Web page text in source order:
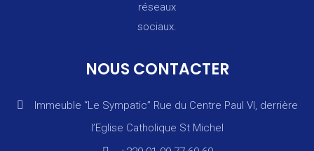
réseaux
sociaux.
NOUS CONTACTER
Immeuble “Le Sympatic” Rue du Centre Paul VI, derrière
l’Eglise Catholique St Michel